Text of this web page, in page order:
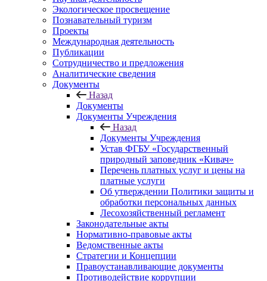
Экологическое просвещение
Познавательный туризм
Проекты
Международная деятельность
Публикации
Сотрудничество и предложения
Аналитические сведения
Документы
Назад
Документы
Документы Учреждения
Назад
Документы Учреждения
Устав ФГБУ «Государственный
природный заповедник «Кивач»
Перечень платных услуг и цены на
платные услуги
Об утверждении Политики защиты и
обработки персональных данных
Лесохозяйственный регламент
Законодательные акты
Нормативно-правовые акты
Ведомственные акты
Стратегии и Концепции
Правоустанавливающие документы
Противодействие коррупции